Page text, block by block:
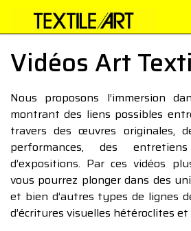
Vidéos Art
Nous proposons l’immersion
montrant des liens possibles
travers des œuvres originales,
performances, des
d’expositions. Par ces vidéos
vous pourrez plonger dans des
et bien d’autres types de lignes
d’écritures visuelles hétéroclites et